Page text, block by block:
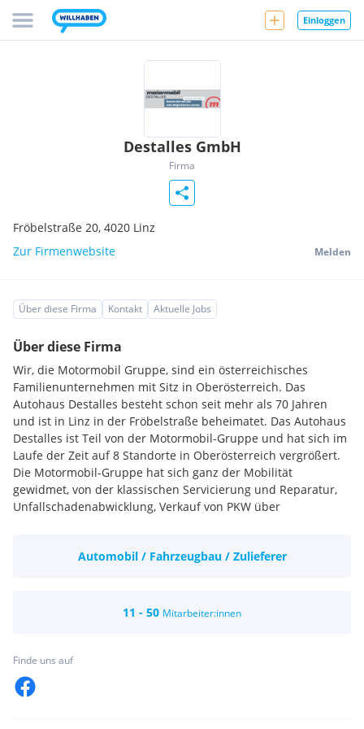
Einloggen
Destalles GmbH
Firma
Fröbelstraße 20, 4020 Linz
Zur Firmenwebsite
Melden
Über diese Firma Kontakt Aktuelle Jobs
Über diese Firma
Wir, die Motormobil Gruppe, sind ein österreichisches
Familienunternehmen mit Sitz in Oberösterreich. Das
Autohaus Destalles besteht schon seit mehr als 70 Jahren
und ist in Linz in der Fröbelstraße beheimatet. Das Autohaus
Destalles ist Teil von der Motormobil-Gruppe und hat sich im
Laufe der Zeit auf 8 Standorte in Oberösterreich vergrößert.
Die Motormobil-Gruppe hat sich ganz der Mobilität
gewidmet, von der klassischen Servicierung und Reparatur,
Unfallschadenabwicklung, Verkauf von PKW über
Finanzierungs- und Versicherungskonzepten sowohl für
Werkstattspezialisten, Kundendienstberatern,
auch unserem eigenen Ersatzteilegroßhandel – und natürlich
noch einiges mehr. Wir freuen uns, wenn du ein Teil unseres
starken Teams wirst und sind gespannt auf deine
Automobil / Fahrzeugbau / Zulieferer
11 - 50 Mitarbeiter:innen
Finde uns auf